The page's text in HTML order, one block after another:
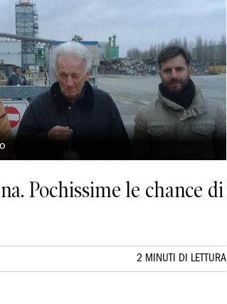
Pochissime le chance di
2 MINUTI DI LETTURA